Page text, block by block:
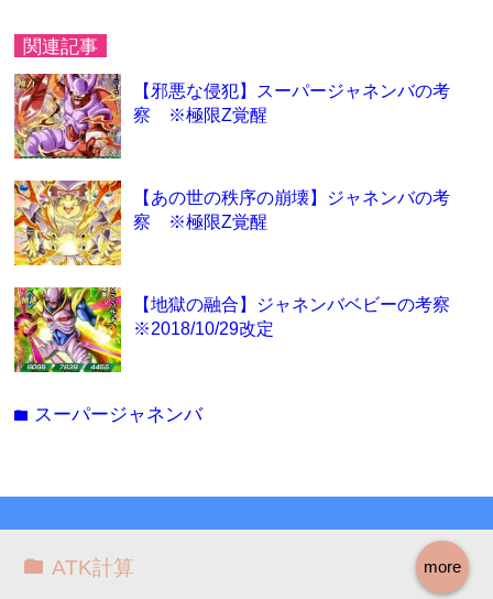
関連記事
【邪悪な侵犯】スーパージャネンバの考
察 ※極限Z覚醒
【あの世の秩序の崩壊】ジャネンバの考
察 ※極限Z覚醒
【地獄の融合】ジャネンバベビーの考察
※2018/10/29改定
folder スーパージャネンバ
more
ATK計算